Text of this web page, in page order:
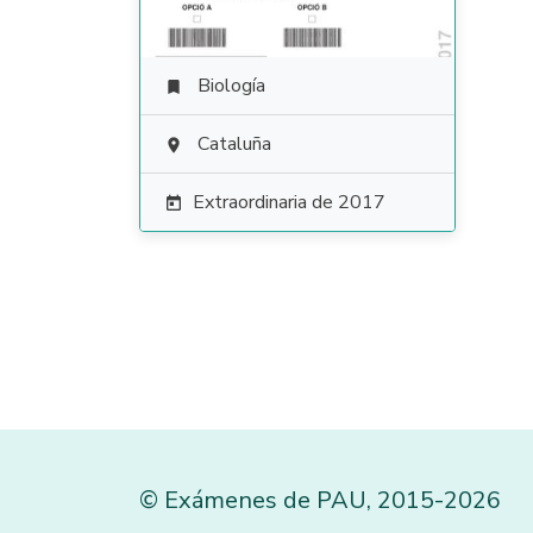
 Biología
 Cataluña
 Extraordinaria de 2017
© Exámenes de PAU, 2015-2026